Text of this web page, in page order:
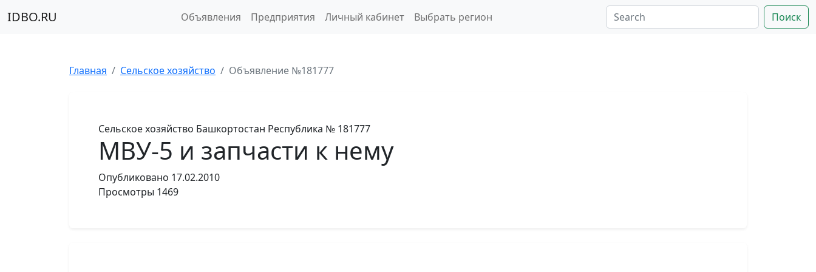
IDBO.RU Объявления Предприятия Личный кабинет Выбрать регион Поиск
Главная Сельское хозяйство Объявление №181777
Сельское хозяйство Башкортостан Республика № 181777
МВУ-5 и запчасти к нему
Опубликовано 17.02.2010
Просмотры 1469